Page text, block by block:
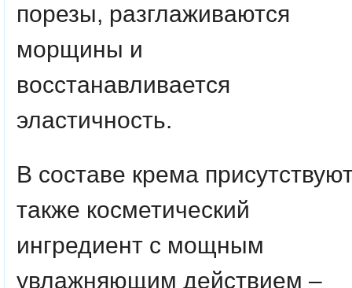
порезы, разглаживаются
морщины и
восстанавливается
эластичность.
В составе крема
также косметический
ингредиент с мощным
увлажняющим действием –